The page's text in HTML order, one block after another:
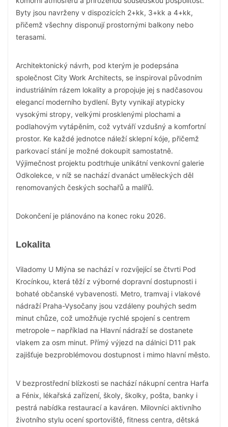
Byty jsou navrženy v dispozicích 2+kk, 3+kk a 4+kk,
přičemž všechny disponují prostornými balkony nebo
terasami.
Architektonický návrh, pod kterým je podepsána
společnost City Work Architects, se inspiroval původním
industriálním rázem lokality a propojuje jej s nadčasovou
elegancí moderního bydlení. Byty vynikají atypicky
vysokými stropy, velkými prosklenými plochami a
podlahovým vytápěním, což vytváří vzdušný a komfortní
prostor. Ke každé jednotce náleží sklepní kóje, přičemž
parkovací stání je možné dokoupit samostatně.
Výjimečnost projektu podtrhuje unikátní venkovní galerie
Odkolekce, v níž se nachází dvanáct uměleckých děl
renomovaných českých sochařů a malířů.
Dokončení je plánováno na konec roku 2026.
Lokalita
Viladomy U Mlýna se nachází v rozvíjející se čtvrti Pod
Krocínkou, která těží z výborné dopravní dostupnosti i
bohaté občanské vybavenosti. Metro, tramvaj i vlakové
nádraží Praha-Vysočany jsou vzdáleny pouhých sedm
minut chůze, což umožňuje rychlé spojení s centrem
metropole – například na Hlavní nádraží se dostanete
vlakem za osm minut. Přímý výjezd na dálnici D11 pak
zajišťuje bezproblémovou dostupnost i mimo hlavní město.
V bezprostřední blízkosti se nachází nákupní centra Harfa
a Fénix, lékařská zařízení, školy, školky, pošta, banky i
pestrá nabídka restaurací a kaváren. Milovníci aktivního
životního stylu ocení sportoviště, fitness centra, dětská